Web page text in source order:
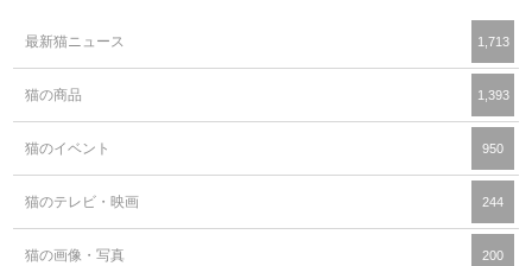
最新猫ニュース 1,713
猫の商品 1,393
猫のイベント 950
猫のテレビ・映画 244
猫の画像・写真 200